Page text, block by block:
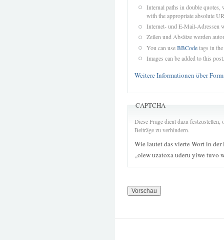
Internal paths in double quotes,
with the appropriate absolute
Internet- und E-Mail-Adressen
Zeilen und Absätze werden
You can useBBCodetags in
Images can be added to this post.
Weitere Informationen über
CAPTCHA
Diese Frage dient dazu
Beiträge zu verhindern.
Wie lautet das vierte Wort in der
„olew uzatoxa uderu yiwe tuvo